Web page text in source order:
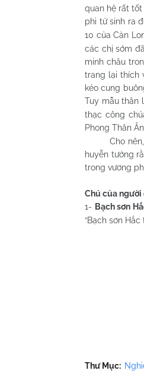
quan hệ rất
phi tử sinh ra
10 của Càn
các chị sớm
minh châu
trang lại thích
kéo cung
Tuy mẫu thân
thạc công
Phong Thân
Cho nên, khi
huyễn tưởng
trong vương
Chú của người
1- Bạch sơn
“Bạch sơn
Quy
Thư Mục: